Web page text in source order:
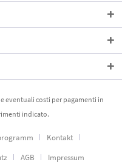
eventuali costi per pagamenti in
indicato.
Kontakt
AGB Impressum